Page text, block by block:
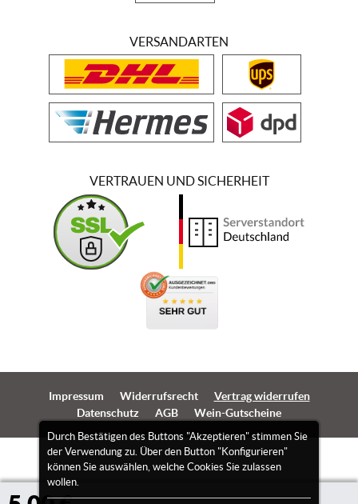
Durch Bestätigen des Buttons "Akzeptieren" stimmen Sie
der Verwendung zu. Über den Button "Konfigurieren"
können Sie auswählen, welche Cookies Sie zulassen
wollen.
VERSANDARTEN
VERTRAUEN UND SICHERHEIT
Impressum Widerrufsrecht
Vertrag widerrufen
Datenschutz
AGB Wein-Gutscheine